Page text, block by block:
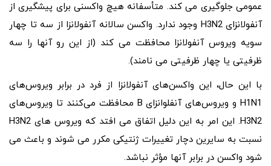
عمومی جلوگیری می کند. متأسفانه هیچ واکسنی برای پیشگیری از
آنفولانزای H3N2 وجود ندارد. واکسن سالانه آنفولانزا از سه تا چهار
سویه ویروس آنفولانزا محافظت می کند (از این رو آنها را سه
ظرفیتی یا چهار ظرفیتی می نامند).
با این حال، این واکسن‌های آنفولانزا از فرد در برابر ویروس‌های
H1N1 و ویروس‌های آنفلوانزای B محافظت می‌کنند تا ویروس‌های
H3N2. این امر به این دلیل اتفاق می افتد که ویروس های H3N2
نسبت به سایرین دچار تغییرات ژنتیکی مکرر می شوند و باعث می
شود واکسن در برابر آنها مؤثر نباشد.